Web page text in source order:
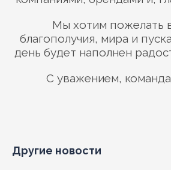
Мы хотим пожелать
благополучия, мира и
день будет наполнен
С уважением, команда
Другие новости